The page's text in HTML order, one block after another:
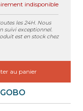
indisponible
les 24H. Nous
suivi exceptionnel.
est en stock chez
au panier